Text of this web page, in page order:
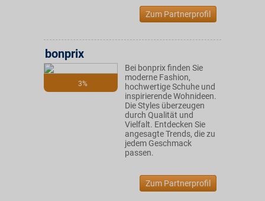
Zum Partnerprofil
3%
bonprix
Bei bonprix finden Sie
moderne Fashion,
hochwertige Schuhe und
inspirierende Wohnideen.
Die Styles überzeugen
durch Qualität und
Vielfalt. Entdecken Sie
angesagte Trends, die zu
jedem Geschmack
passen.
Zum Partnerprofil